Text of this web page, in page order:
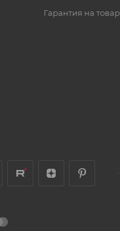
Гарантия на товар